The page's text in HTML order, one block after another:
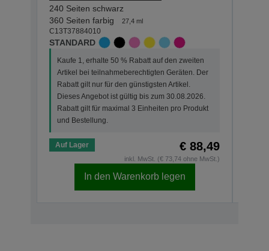
240 Seiten schwarz
360 Seiten farbig
27,4 ml
C13T37884010
STANDARD
Kaufe 1, erhalte 50 % Rabatt auf den zweiten
Artikel bei teilnahmeberechtigten Geräten. Der
Rabatt gilt nur für den günstigsten Artikel.
Dieses Angebot ist gültig bis zum 30.08.2026.
Rabatt gilt für maximal 3 Einheiten pro Produkt
und Bestellung.
Auf Lager € 88,49
inkl. MwSt. (€ 73,74 ohne MwSt.)
In den Warenkorb legen